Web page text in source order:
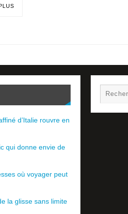
d’Italie rouvre en
qui donne envie de
où voyager peut
la glisse sans limite